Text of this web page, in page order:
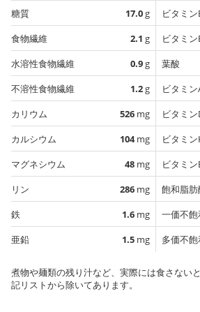
糖質 17.0g
食物繊維
2.1 g
水溶性食物繊維
0.9g
不溶性食物繊維
1.2g
カリウム
526 mg
カルシウム
104mg
マグネシウム
48 mg
リン
286 mg
鉄
1.6 mg
亜鉛
1.5 mg
ビタミン
ビタミン
葉酸
ビタミン
ビタミン
ビタミン
ビタミン
飽和脂肪
一価不
多価不
煮物や麺類の残り汁など、実際には食さない
記リストから除いてあります。